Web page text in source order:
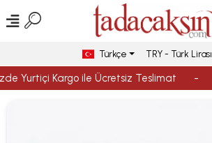
Yurtiçi Kargo ile Ücretsiz Teslimat
Türkçe TRY - Türk Lirası